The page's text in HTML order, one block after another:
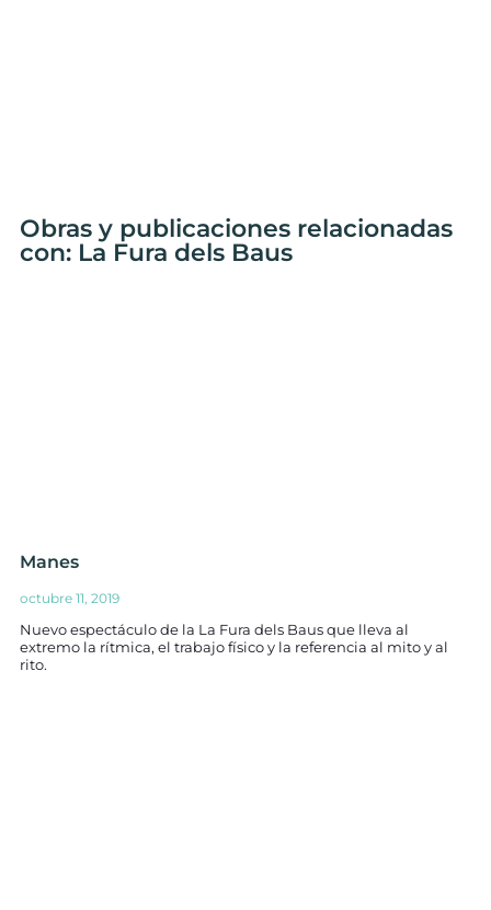
Obras y publicaciones relacionadas
con: La Fura dels Baus
Manes
octubre 11, 2019
Nuevo espectáculo de la La Fura dels Baus que lleva al
extremo la rítmica, el trabajo físico y la referencia al mito y al
rito.